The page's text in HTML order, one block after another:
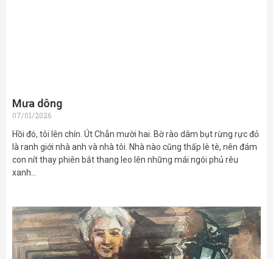
Mưa dông
07/01/2026
Hồi đó, tôi lên chín. Út Chẵn mười hai. Bờ rào dâm bụt rừng rực đỏ
là ranh giới nhà anh và nhà tôi. Nhà nào cũng thấp lè tè, nên đám
con nít thay phiên bắt thang leo lên những mái ngói phủ rêu
xanh…